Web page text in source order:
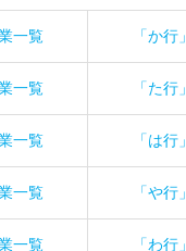
一覧 「か
一覧 「た
一覧 「は
一覧 「や
一覧 「わ